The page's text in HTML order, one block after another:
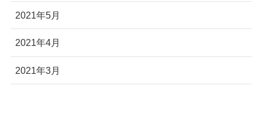
2021年5月
2021年4月
2021年3月